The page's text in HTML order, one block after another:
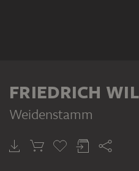
FRIEDRICH
Weidenstamm